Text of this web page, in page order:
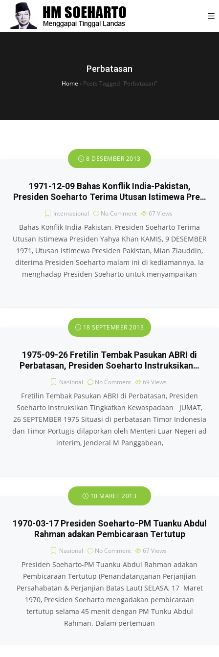
Perbatasan
Home › Posts Tagged "Perbatasan"
8 DESEMBER 2013
1971-12-09 Bahas Konflik India-Pakistan,
Presiden Soeharto Terima Utusan Istimewa Pre…
Internasional No Comment 67 Views
Bahas Konflik India-Pakistan, Presiden Soeharto Terima
Utusan Istimewa Presiden Yahya Khan KAMIS, 9 DESEMBER
1971, Utusan istimewa Presiden Pakistan, Mian Ziauddin,
diterima Presiden Soeharto malam ini di kediamannya. Ia
menghadap Presiden Soeharto untuk menyampaikan
18 SEPTEMBER 2013
1975-09-26 Fretilin Tembak Pasukan ABRI di
Perbatasan, Presiden Soeharto Instruksikan…
Nasional No Comment 69 Views
Fretilin Tembak Pasukan ABRI di Perbatasan, Presiden
Soeharto Instruksikan Tingkatkan Kewaspadaan JUMAT,
26 SEPTEMBER 1975 Situasi di perbatasan Timor Indonesia
dan Timor Portugis dilaporkan oleh Menteri Luar Negeri ad
interim, Jenderal M Panggabean,
10 MARET 2013
1970-03-17 Presiden Soeharto-PM Tuanku Abdul
Rahman adakan Pembicaraan Tertutup
Nasional No Comment 67 Views
Presiden Soeharto-PM Tuanku Abdul Rahman adakan
Pembicaraan Tertutup (Penandatanganan Perjanjian
Persahabatan & Perjanjian Batas Laut) SELASA, 17 Maret
1970, Presiden Soeharto mengadakan pembicaraan
tertutup selama 45 menit dengan PM Tunku Abdul
Rahman. Dalam pertemuan